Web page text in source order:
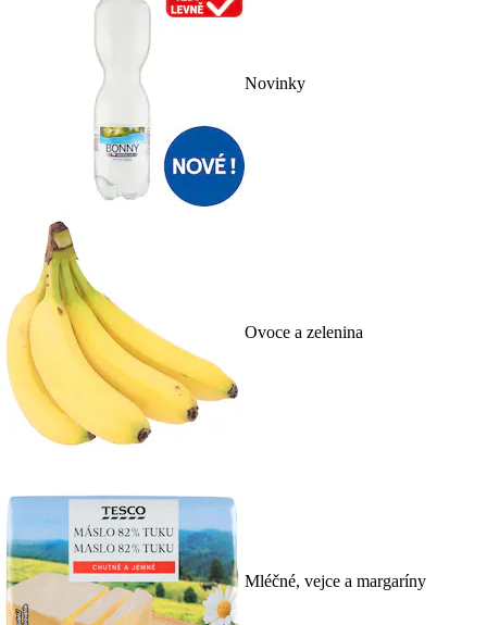
Novinky
Ovoce a zelenina
Mléčné, vejce a margaríny